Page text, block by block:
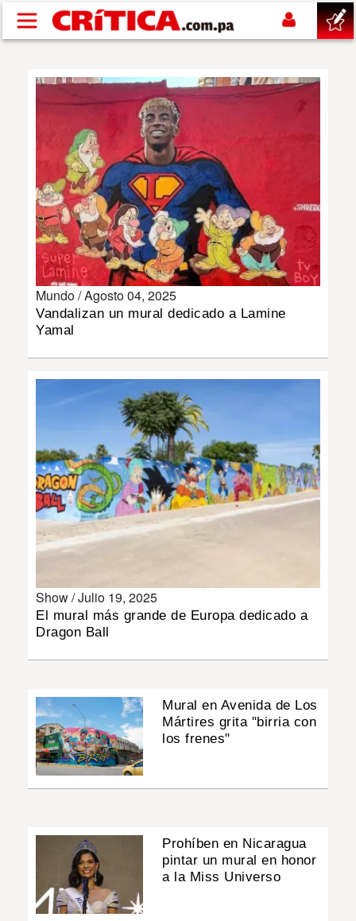
Pasar al contenido principal
SUCESOS
NACIONAL
POLÍTICA
SHOW
DEPORTES
IMPRESO
Mundo /Agosto 04, 2025
Vandalizan un mural dedicado a Lamine
Yamal
Show /Julio 19, 2025
El mural más grande de Europa dedicado a
Dragon Ball
Mural en Avenida de Los
Mártires grita "birria con
los frenes"
Prohíben en Nicaragua
pintar un mural en honor
a la Miss Universo